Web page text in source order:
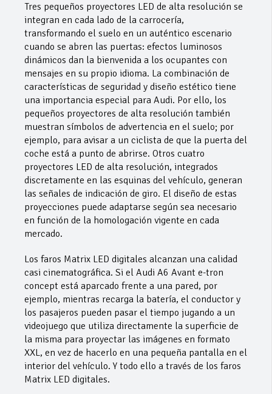
Tres pequeños proyectores LED de alta resolución se
integran en cada lado de la carrocería,
transformando el suelo en un auténtico escenario
cuando se abren las puertas: efectos luminosos
dinámicos dan la bienvenida a los ocupantes con
mensajes en su propio idioma. La combinación de
características de seguridad y diseño estético tiene
una importancia especial para Audi. Por ello, los
pequeños proyectores de alta resolución también
muestran símbolos de advertencia en el suelo; por
ejemplo, para avisar a un ciclista de que la puerta del
coche está a punto de abrirse. Otros cuatro
proyectores LED de alta resolución, integrados
discretamente en las esquinas del vehículo, generan
las señales de indicación de giro. El diseño de estas
proyecciones puede adaptarse según sea necesario
en función de la homologación vigente en cada
mercado.
Los faros Matrix LED digitales alcanzan una calidad
casi cinematográfica. Si el Audi A6 Avant e-tron
concept está aparcado frente a una pared, por
ejemplo, mientras recarga la batería, el conductor y
los pasajeros pueden pasar el tiempo jugando a un
videojuego que utiliza directamente la superficie de
la misma para proyectar las imágenes en formato
XXL, en vez de hacerlo en una pequeña pantalla en el
interior del vehículo. Y todo ello a través de los faros
Matrix LED digitales.